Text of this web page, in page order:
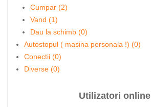
Cumpar (2)
Vand (1)
Dau la schimb (0)
Autostopul ( masina personala !) (0)
Conectii (0)
Diverse (0)
Utilizatori online